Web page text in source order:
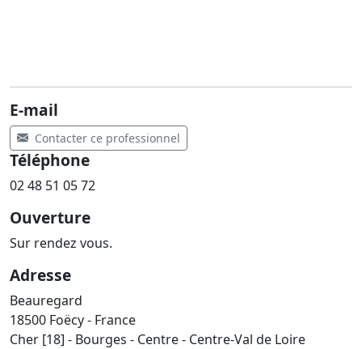
E-mail
Contacter ce professionnel
Téléphone
02 48 51 05 72
Ouverture
Sur rendez vous.
Adresse
Beauregard
18500 Foëcy - France
Cher [18] - Bourges - Centre - Centre-Val de Loire